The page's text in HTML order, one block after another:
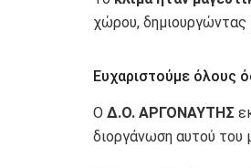
χώρου, δημιουργώντας
Ευχαριστούμε όλους
Ο Δ.Ο. ΑΡΓΟΝΑΥΤΗΣ
διοργάνωση αυτού του